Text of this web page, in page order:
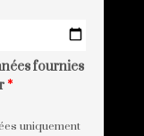
fournies
*
uniquement